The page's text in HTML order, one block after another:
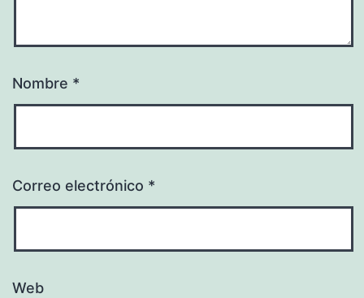
Nombre *
Correo electrónico *
Web